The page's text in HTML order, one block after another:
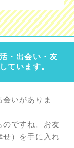
・出会い・友
ています。
いがありま
ですね。お友
せ）を手に入れ